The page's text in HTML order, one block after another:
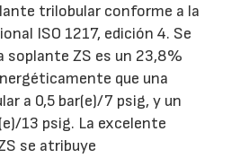
trilobular conforme a la
ISO 1217, edición 4. Se
soplante ZS es un 23,8%
que una
a 0,5 bar(e)/7 psig, y un
13 psig. La excelente
se atribuye